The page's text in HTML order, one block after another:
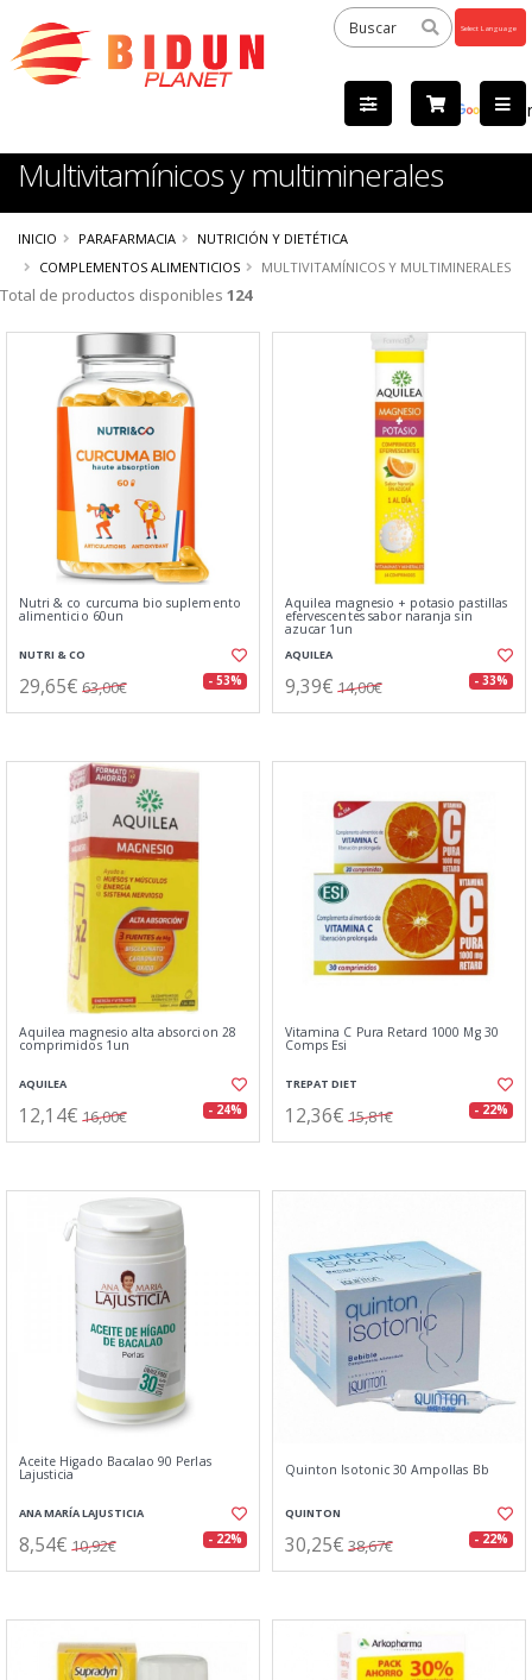
by
Multivitamínicos y multiminerales
INICIO PARAFARMACIA
NUTRICIÓN Y DIETÉTICA
COMPLEMENTOS ALIMENTICIOS
MULTIVITAMÍNICOS Y MULTIMINERALES
Total de productos disponibles 124
Nutri & co curcuma bio suplemento
alimenticio 60un
NUTRI & CO
29,65€ 63,00€ - 53%
Aquilea magnesio + potasio pastillas
efervescentes sabor naranja sin
azucar 1un
AQUILEA
9,39€ 14,00€ - 33%
Aquilea magnesio alta absorcion 28
comprimidos 1un
AQUILEA
12,14€ 16,00€ - 24%
Vitamina C Pura Retard 1000 Mg 30
Comps Esi
TREPAT DIET
12,36€ 15,81€ - 22%
Aceite Higado Bacalao 90 Perlas
Lajusticia
ANA MARÍA LAJUSTICIA
8,54€ 10,92€ - 22%
Quinton Isotonic 30 Ampollas Bb
QUINTON
30,25€ 38,67€ - 22%